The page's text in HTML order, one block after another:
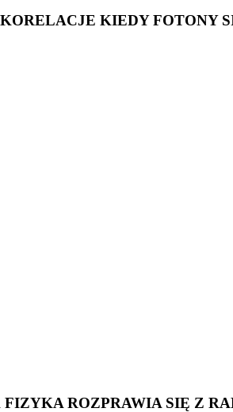
KIEDY FOTONY
ROZPRAWIA SIĘ Z